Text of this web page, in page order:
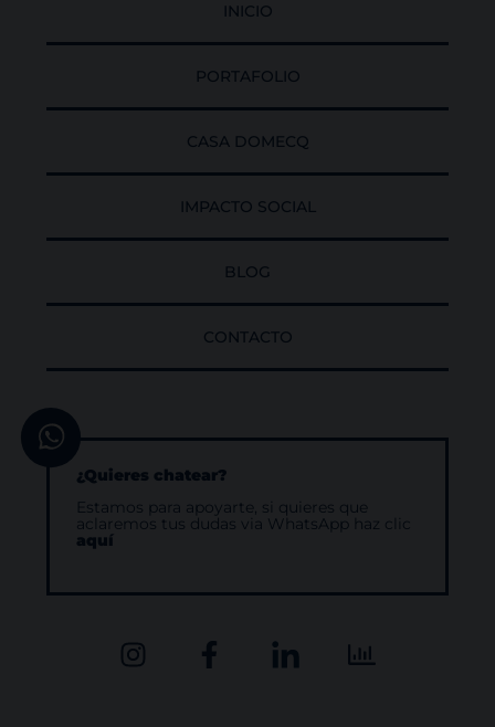
INICIO
PORTAFOLIO
CASA DOMECQ
IMPACTO SOCIAL
BLOG
CONTACTO
¿Quieres chatear?
Estamos para apoyarte, si quieres que
aclaremos tus dudas via WhatsApp haz clic
aquí